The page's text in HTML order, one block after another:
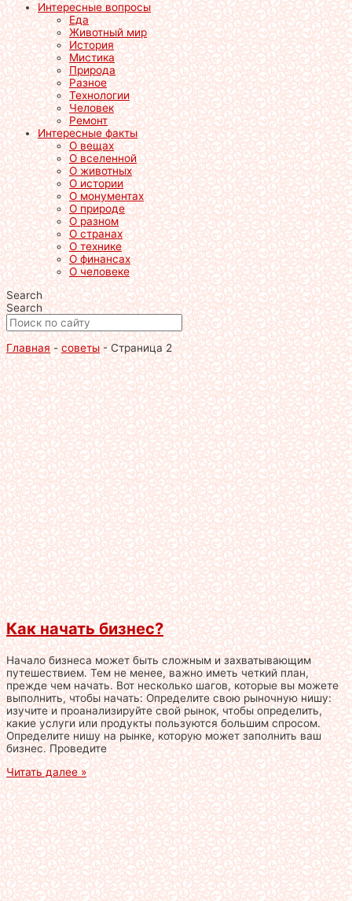
Интересные вопросы
Еда
Животный мир
История
Мистика
Природа
Разное
Технологии
Человек
Ремонт
Интересные факты
О вещах
О вселенной
О животных
О истории
О монументах
О природе
О разном
О странах
О технике
О финансах
О человеке
Search
Search
Главная-советы-Страница 2
Как начать бизнес?
Начало бизнеса может быть сложным и захватывающим
путешествием. Тем не менее, важно иметь четкий план,
прежде чем начать. Вот несколько шагов, которые вы можете
выполнить, чтобы начать: Определите свою рыночную нишу:
изучите и проанализируйте свой рынок, чтобы определить,
какие услуги или продукты пользуются большим спросом.
Определите нишу на рынке, которую может заполнить ваш
бизнес. Проведите
Читать далее »